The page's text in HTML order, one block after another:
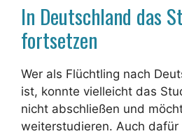
In Deutschland das
fortsetzen
Wer als Flüchtling nach
ist, konnte vielleicht das
nicht abschließen und
weiterstudieren. Auch dafür